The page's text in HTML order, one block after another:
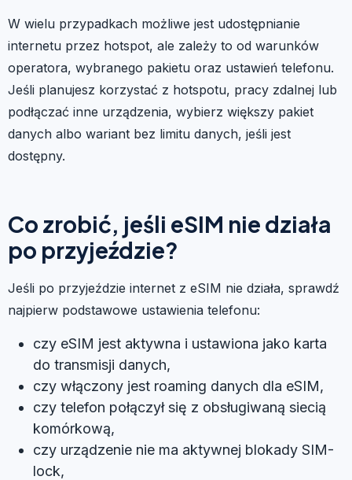
W wielu przypadkach możliwe jest udostępnianie
internetu przez hotspot, ale zależy to od warunków
operatora, wybranego pakietu oraz ustawień telefonu.
Jeśli planujesz korzystać z hotspotu, pracy zdalnej lub
podłączać inne urządzenia, wybierz większy pakiet
danych albo wariant bez limitu danych, jeśli jest
dostępny.
Co zrobić, jeśli eSIM nie działa
po przyjeździe?
Jeśli po przyjeździe internet z eSIM nie działa, sprawdź
najpierw podstawowe ustawienia telefonu:
czy eSIM jest aktywna i ustawiona jako karta
do transmisji danych,
czy włączony jest roaming danych dla eSIM,
czy telefon połączył się z obsługiwaną siecią
komórkową,
czy urządzenie nie ma aktywnej blokady SIM-
lock,